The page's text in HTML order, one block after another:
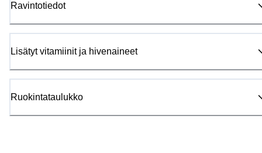
Ravintotiedot
Lisätyt vitamiinit ja hivenaineet
Ruokintataulukko